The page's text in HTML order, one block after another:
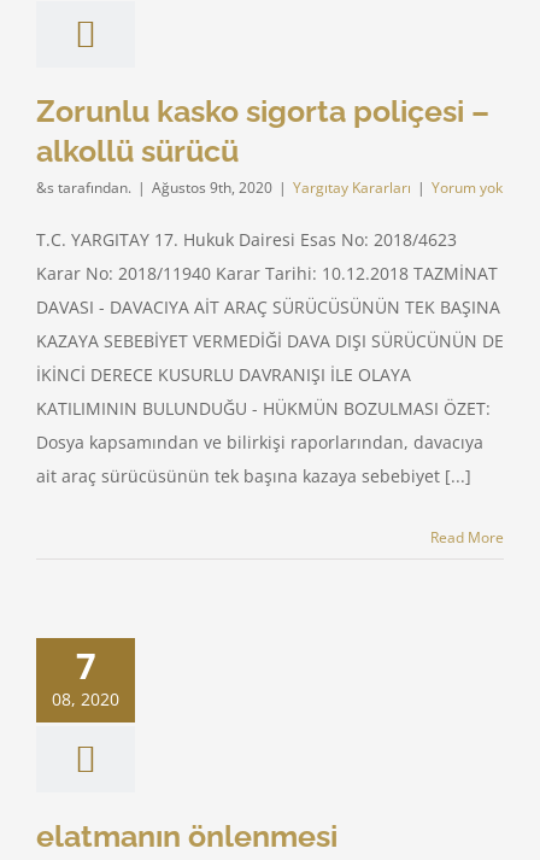
Zorunlu kasko sigorta poliçesi –
alkollü sürücü
&s tarafından. | Ağustos 9th, 2020 | Yargıtay Kararları | Yorum yok
T.C. YARGITAY 17. Hukuk Dairesi Esas No: 2018/4623
Karar No: 2018/11940 Karar Tarihi: 10.12.2018 TAZMİNAT
DAVASI - DAVACIYA AİT ARAÇ SÜRÜCÜSÜNÜN TEK BAŞINA
KAZAYA SEBEBİYET VERMEDİĞİ DAVA DIŞI SÜRÜCÜNÜN DE
İKİNCİ DERECE KUSURLU DAVRANIŞI İLE OLAYA
KATILIMININ BULUNDUĞU - HÜKMÜN BOZULMASI ÖZET:
Dosya kapsamından ve bilirkişi raporlarından, davacıya
ait araç sürücüsünün tek başına kazaya sebebiyet [...]
Read More
7
08, 2020
önlenmesi
Kararları
elatmanın önlenmesi